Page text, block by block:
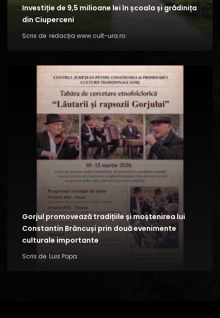
Investiție de 9,5 milioane lei în școala și grădinița
din Ciuperceni
Scris de redacția www.cult-ura.ro
Gorjul promovează tradițiile și moștenirea lui
Constantin Brâncuși prin două evenimente
culturale importante
Scris de Luis Popa